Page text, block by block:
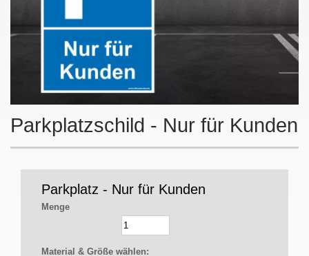
Parkplatzschild - Nur für Kunden
Parkplatz - Nur für Kunden
Menge
Material & Größe wählen: